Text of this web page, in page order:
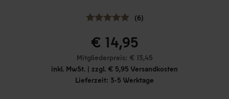
(6)
€ 14,95
Mitgliederpreis: € 13,45
inkl. MwSt. | zzgl. € 5,95 Versandkosten
Lieferzeit: 3-5 Werktage